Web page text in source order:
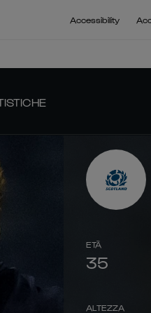
Accessibility
ETÀ
35
ALTEZZA